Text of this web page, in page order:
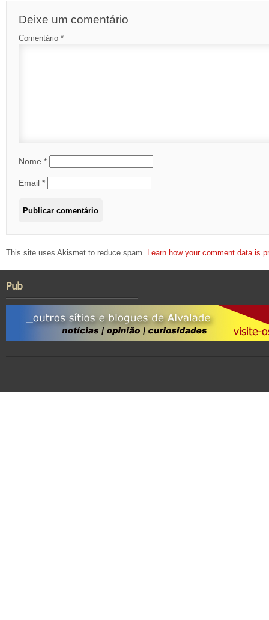
Deixe um comentário
Comentário *
Nome *
Email *
This site uses Akismet to reduce spam. Learn how your comment data is
Pub